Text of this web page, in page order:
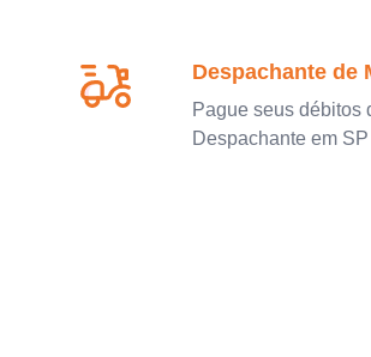
Despachante de
Pague seus débitos
Despachante em